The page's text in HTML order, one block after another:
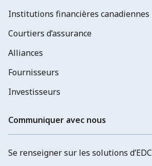
Institutions financières canadiennes
Courtiers d’assurance
Alliances
Fournisseurs
Investisseurs
Communiquer avec nous
Se renseigner sur les solutions d’EDC